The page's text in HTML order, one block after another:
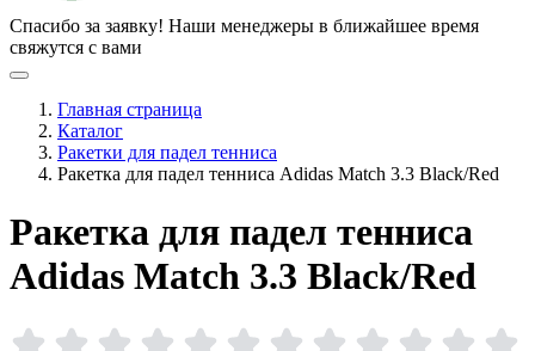
Спасибо за заявку! Наши менеджеры в ближайшее время
свяжутся с вами
Главная страница
Каталог
Ракетки для падел тенниса
Ракетка для падел тенниса Adidas Match 3.3 Black/Red
Ракетка для падел тенниса
Adidas Match 3.3 Black/Red